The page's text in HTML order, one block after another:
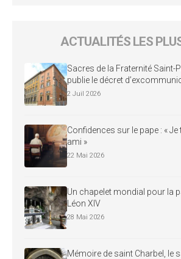
ACTUALITÉS LES
Sacres de la Fraternité Saint-
publie le décret
2 Juil 2026
Confidences sur le pape : «
ami »
22 Mai 2026
Un chapelet mondial pour la
Léon XIV
28 Mai 2026
Mémoire de saint Charbel, le